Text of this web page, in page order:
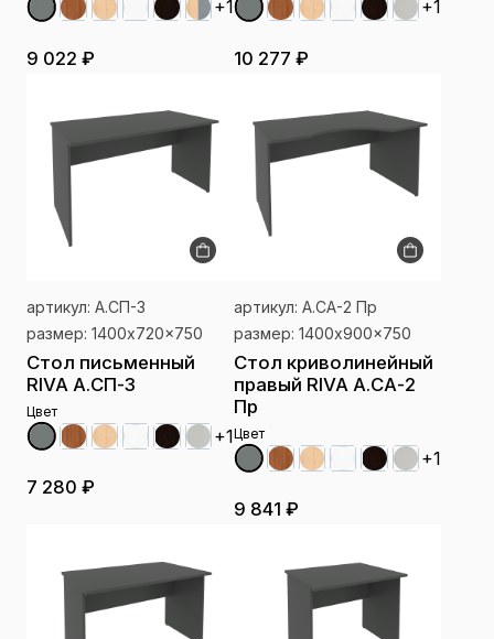
+1
9 022 ₽
+1
10 277 ₽
артикул: А.СП-3
размер: 1400x720x750
Стол письменный
RIVA А.СП-3
Цвет
+1
7 280 ₽
артикул: А.СА-2 Пр
размер: 1400x900x750
Стол криволинейный
правый RIVA А.СА-2
Пр
Цвет
+1
9 841 ₽